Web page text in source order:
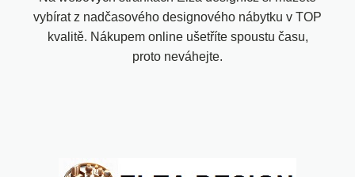
vybírat z nadčasového designového nábytku v TOP
kvalitě. Nákupem online ušetříte spoustu času,
proto neváhejte.